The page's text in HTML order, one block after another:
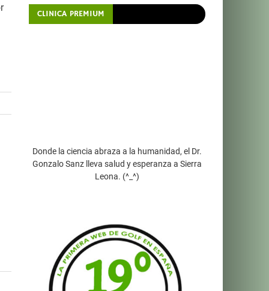
CLINICA PREMIUM
Donde la ciencia abraza a la humanidad, el Dr.
Gonzalo Sanz lleva salud y esperanza a Sierra
Leona. (^_^)